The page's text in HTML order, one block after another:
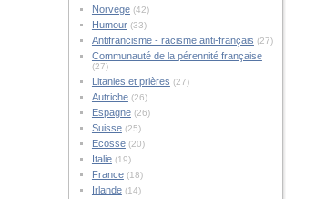
Norvège(42)
Humour(33)
Antifrancisme - racisme anti-français (27)
Communauté de la pérennité française
(27)
Litanies et prières (27)
Autriche(26)
Espagne(26)
Suisse(25)
Ecosse(20)
Italie(19)
France(18)
Irlande(14)